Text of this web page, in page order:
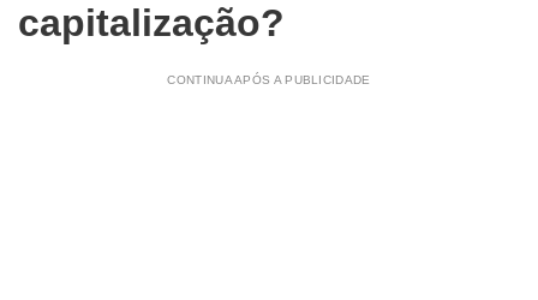
capitalização?
CONTINUA APÓS A PUBLICIDADE